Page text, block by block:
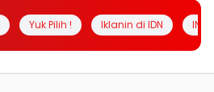
Yuk Pilih ! Iklanin di IDN